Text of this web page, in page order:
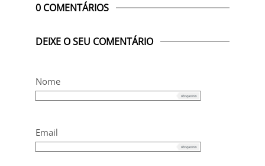
0 COMENTÁRIOS
DEIXE O SEU COMENTÁRIO
Nome
Email